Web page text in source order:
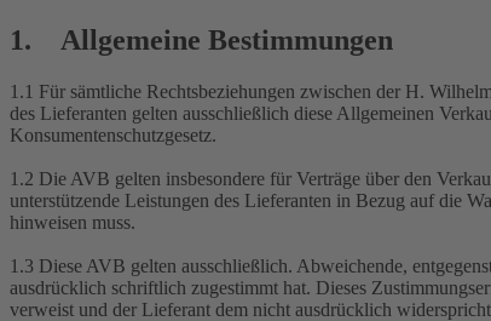
1. Allgemeine Bestimmungen
1.1 Für sämtliche Rechtsbeziehungen zwischen der H.
des Lieferanten gelten ausschließlich diese Allgemeinen
Konsumentenschutzgesetz.
1.2 Die AVB gelten insbesondere für Verträge über den
unterstützende Leistungen des Lieferanten in Bezug auf die
hinweisen muss.
1.3 Diese AVB gelten ausschließlich. Abweichende,
ausdrücklich schriftlich zugestimmt hat. Dieses
verweist und der Lieferant dem nicht ausdrücklich